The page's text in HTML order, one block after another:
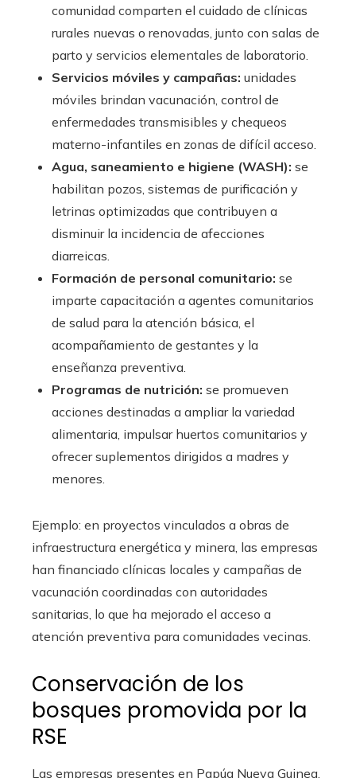
comunidad comparten el cuidado de clínicas
rurales nuevas o renovadas, junto con salas de
parto y servicios elementales de laboratorio.
Servicios móviles y campañas: unidades
móviles brindan vacunación, control de
enfermedades transmisibles y chequeos
materno-infantiles en zonas de difícil acceso.
Agua, saneamiento e higiene (WASH): se
habilitan pozos, sistemas de purificación y
letrinas optimizadas que contribuyen a
disminuir la incidencia de afecciones
diarreicas.
Formación de personal comunitario: se
imparte capacitación a agentes comunitarios
de salud para la atención básica, el
acompañamiento de gestantes y la
enseñanza preventiva.
Programas de nutrición: se promueven
acciones destinadas a ampliar la variedad
alimentaria, impulsar huertos comunitarios y
ofrecer suplementos dirigidos a madres y
menores.
Ejemplo: en proyectos vinculados a obras de
infraestructura energética y minera, las empresas
han financiado clínicas locales y campañas de
vacunación coordinadas con autoridades
sanitarias, lo que ha mejorado el acceso a
atención preventiva para comunidades vecinas.
Conservación de los
bosques promovida por la
RSE
Las empresas presentes en Papúa Nueva Guinea,